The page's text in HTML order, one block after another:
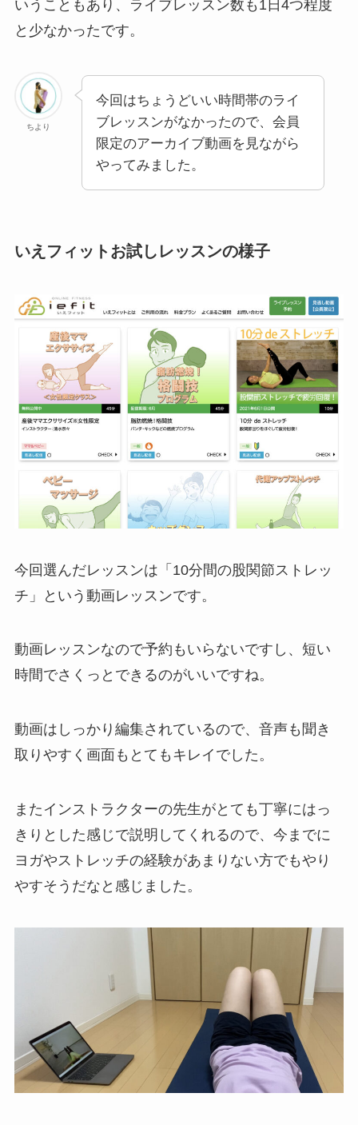
いうこともあり、ライブレッスン数も1日4つ程度
と少なかったです。
ちより
今回はちょうどいい時間帯のライ
ブレッスンがなかったので、会員
限定のアーカイブ動画を見ながら
やってみました。
いえフィットお試しレッスンの様子
今回選んだレッスンは「10分間の股関節ストレッ
チ」という動画レッスンです。
動画レッスンなので予約もいらないですし、短い
時間でさくっとできるのがいいですね。
動画はしっかり編集されているので、音声も聞き
取りやすく画面もとてもキレイでした。
またインストラクターの先生がとても丁寧にはっ
きりとした感じで説明してくれるので、今までに
ヨガやストレッチの経験があまりない方でもやり
やすそうだなと感じました。